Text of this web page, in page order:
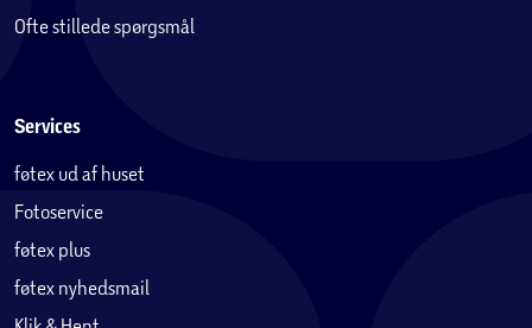
Ofte stillede spørgsmål
Services
føtex ud af huset
Fotoservice
føtex plus
føtex nyhedsmail